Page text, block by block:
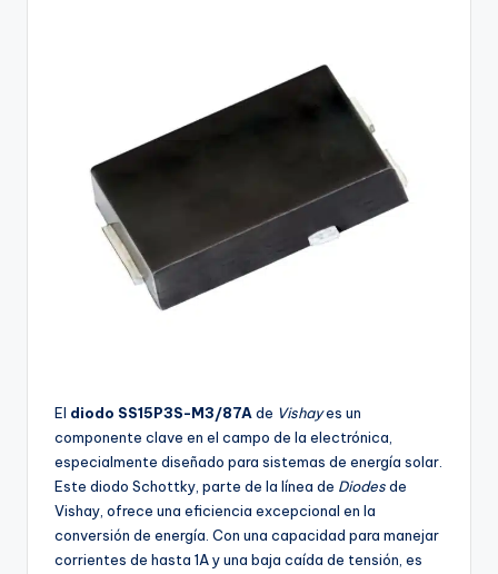
El diodo SS15P3S-M3/87Ade Vishayes un
componente clave en el campo de la electrónica,
especialmente diseñado para sistemas de energía solar.
Este diodo Schottky, parte de la línea de Diodesde
Vishay, ofrece una eficiencia excepcional en la
conversión de energía. Con una capacidad para manejar
corrientes de hasta 1A y una baja caída de tensión, es